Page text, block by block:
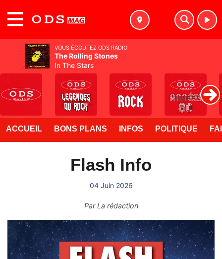
ACCUEIL BONS PLANS INFOS POLITIQUE
Flash Info
04 Juin 2026
ParLa rédaction
VOUS ÉCOUTEZ ODS RADIO
The Rolling Stones
In The Stars